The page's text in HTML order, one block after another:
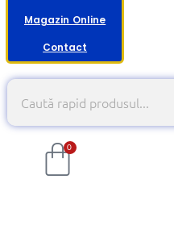
Magazin Online
Contact
0